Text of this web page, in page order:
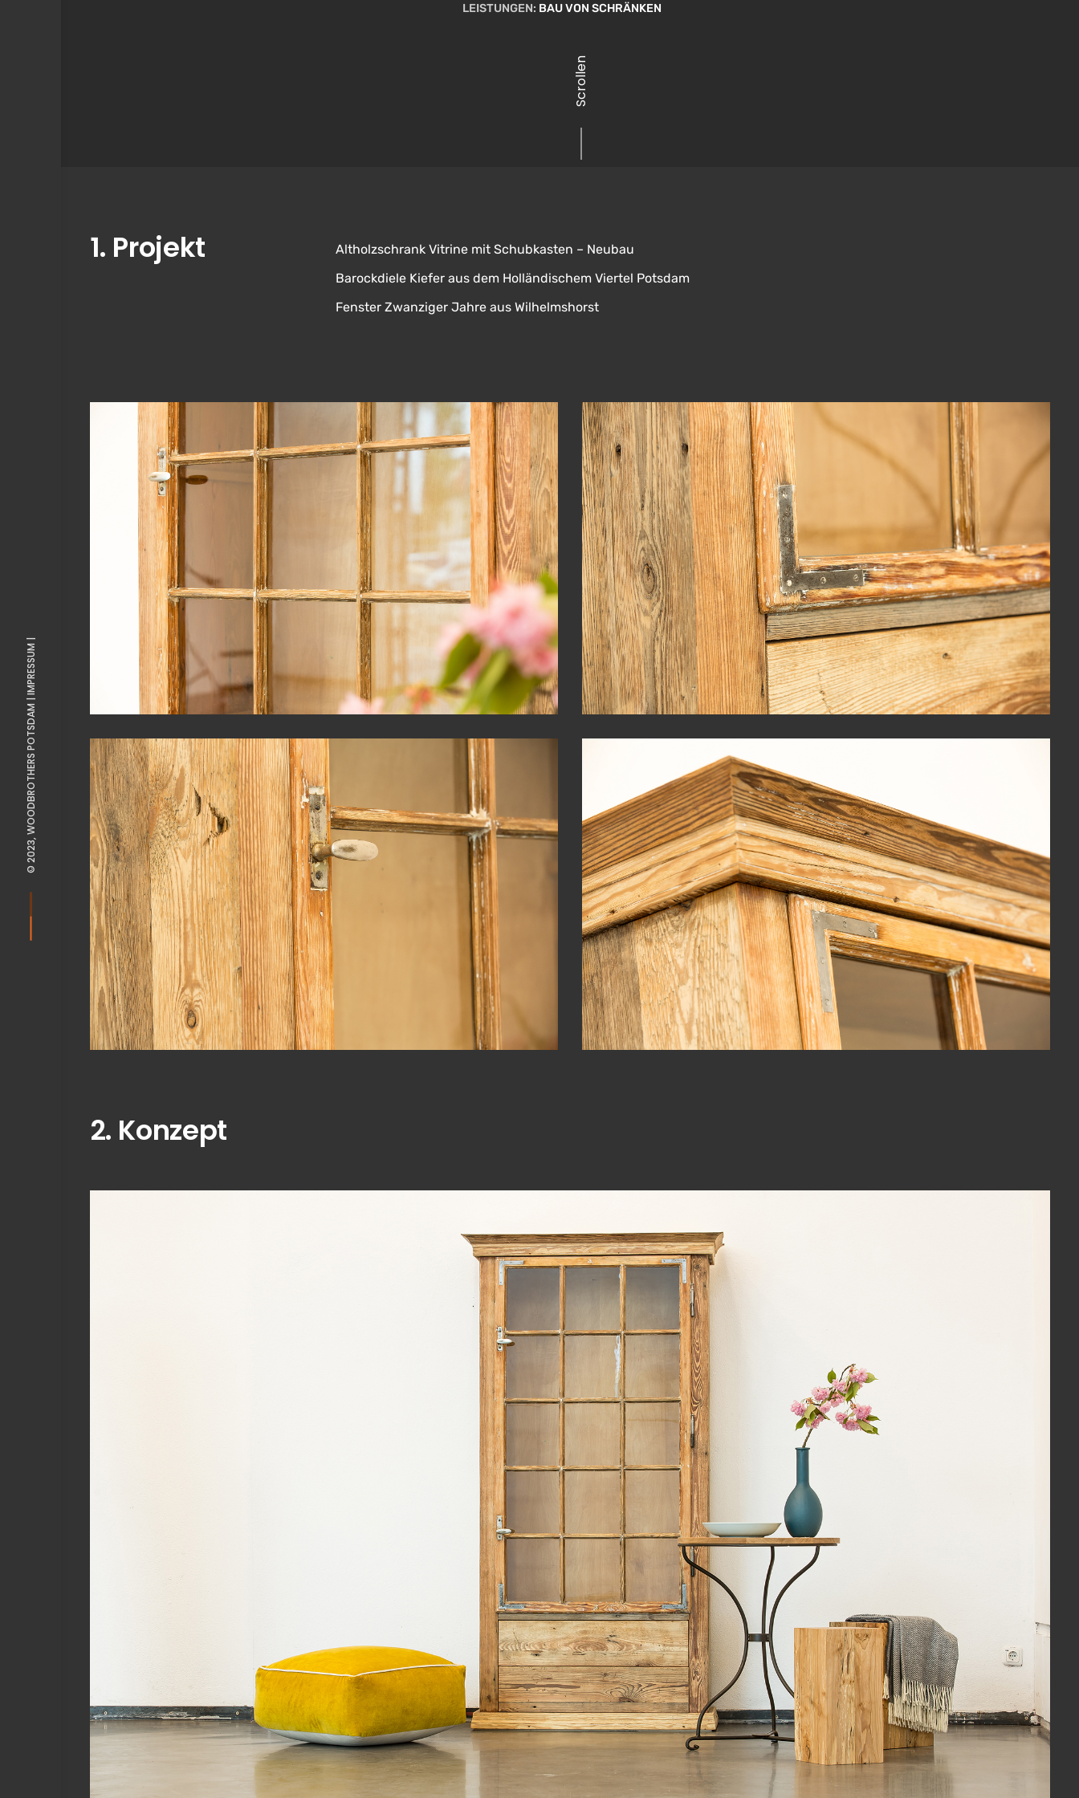
© 2023, WOODBROTHERS POTSDAM |
IMPRESSUM |
LEISTUNGEN: BAU VON SCHRÄNKEN
Scrollen
1. Projekt
Altholzschrank Vitrine mit Schubkasten – Neubau
Barockdiele Kiefer aus dem Holländischem Viertel Potsdam
Fenster Zwanziger Jahre aus Wilhelmshorst
View Fullscreen View Fullscreen
View Fullscreen View Fullscreen
2. Konzept
View Fullscreen